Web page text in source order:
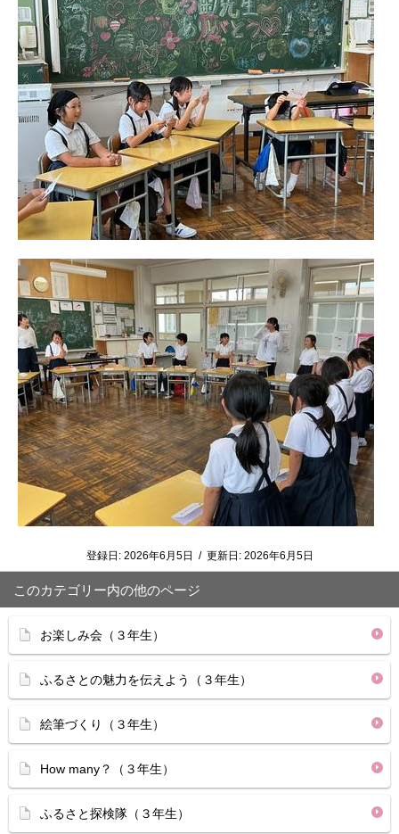
登録日: 2026年6月5日 / 更新日: 2026年6月5日
このカテゴリー内の他のページ
お楽しみ会（３年生）
ふるさとの魅力を伝えよう（３年生）
絵筆づくり（３年生）
How many？（３年生）
ふるさと探検隊（３年生）